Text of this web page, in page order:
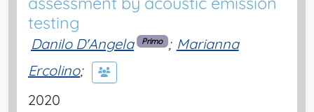
testing
Danilo D'Angela Primo ; Marianna
Ercolino;
2020